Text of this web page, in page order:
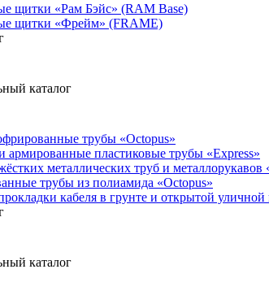
щитки «Рам Бэйс» (RAM Base)
щитки «Фрейм» (FRAME)
каталог
трубы «Octopus»
армированные пластиковые трубы «Express»
металлических труб и металлорукавов
трубы из полиамида «Octopus»
кабеля в грунте и открытой уличной
каталог